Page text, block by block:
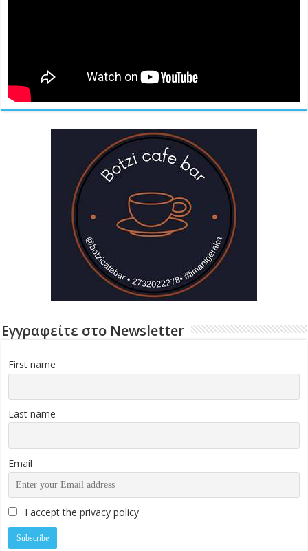
Εγγραφείτε στο Newsletter
First name
Last name
Email
I accept the privacy policy